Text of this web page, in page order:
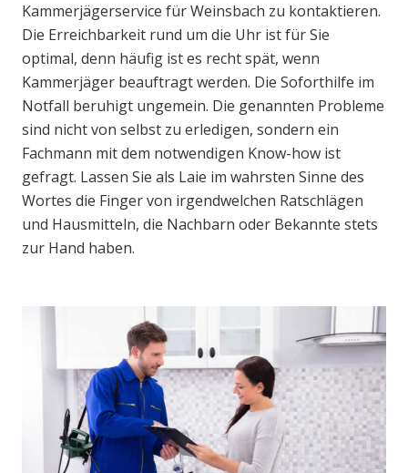
Kammerjägerservice für Weinsbach zu kontaktieren.
Die Erreichbarkeit rund um die Uhr ist für Sie
optimal, denn häufig ist es recht spät, wenn
Kammerjäger beauftragt werden. Die Soforthilfe im
Notfall beruhigt ungemein. Die genannten Probleme
sind nicht von selbst zu erledigen, sondern ein
Fachmann mit dem notwendigen Know-how ist
gefragt. Lassen Sie als Laie im wahrsten Sinne des
Wortes die Finger von irgendwelchen Ratschlägen
und Hausmitteln, die Nachbarn oder Bekannte stets
zur Hand haben.